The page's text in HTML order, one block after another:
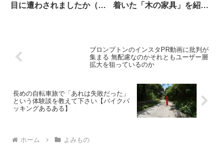
目に遭わされましたか（海
着いた「木の家具」を紹介
ブロンプトンのインスタPR動画に批判が
集まる 無配慮なのかそれともユーザー層
拡大を狙っているのか
長めの自転車旅で「あれは失敗だった」
という体験談を教えて下さい【バイクパ
ッキングあるある】
ホーム よみもの